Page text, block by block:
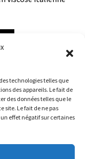
technologies telles que
des appareils. Le fait de
des données telles que le
site. Le fait de ne pas
effet négatif sur certaines